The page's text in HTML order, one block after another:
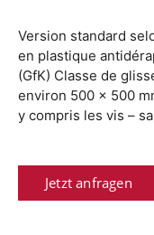
Version standard
en plastique
(GfK) Classe de
environ 500 x 500
y compris les vis –
Jetzt anfragen